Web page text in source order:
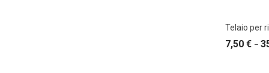
Telaio per
7,50 € –